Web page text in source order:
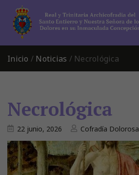
Inicio / Noticias / Necrológica
Necrológica
22 junio, 2026 Cofradía Dolorosa